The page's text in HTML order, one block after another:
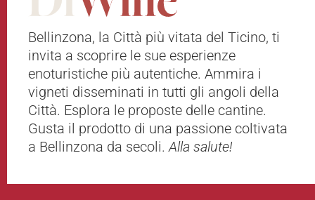
Bellinzona, la Città più vitata del Ticino, ti
invita a scoprire le sue esperienze
enoturistiche più autentiche. Ammira i
vigneti disseminati in tutti gli angoli della
Città. Esplora le proposte delle cantine.
Gusta il prodotto di una passione coltivata
a Bellinzona da secoli.Alla salute!